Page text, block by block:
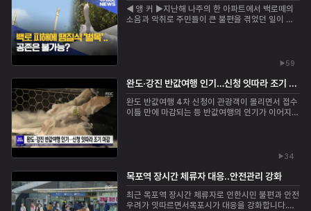
◀ 앵 커 ▶지난해 나주의 한 아파트에서 백로떼의
소음과 악취로 주민들이 큰 불편을 겪었던 일이 있
59
완도·강진 반값여행 인기…신청 잇따라 조기 마감
완도 반값여행 4차 신청이 관광객이 몰리면서 접수
이틀 만에 마감되는 등 반값여행의 인기가 이어지고
34
목포역 장시간 체류자 대응..안전관리 강화
최근 목포역 장시간 체류자로 인한시민 불편과 안전
우려가 잇따르면서목포시가 대응을 강화합니다.목